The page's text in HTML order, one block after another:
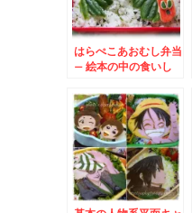
はらぺこあおむし弁当
– 絵本の中の食いし